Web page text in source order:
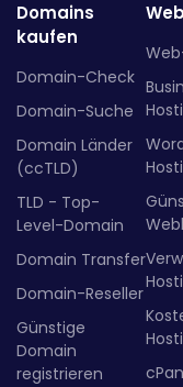
Domains
kaufen
Domain-Check
Domain-Suche
Domain Länder
(ccTLD)
TLD - Top-
Level-Domain
Domain Transfer
Domain-Reseller
Günstige
Domain
registrieren